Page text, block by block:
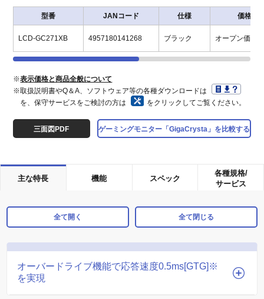
型番 JANコード 仕様 価格
LCD-GC271XB 4957180141268 ブラック オープン価格
※表示価格と商品全般について
※取扱説明書やQ＆A、ソフトウェア等の各種ダウンロードは
を、保守サービスをご検討の方は
をクリックしてご覧ください。
三面図PDF ゲーミングモニター「GigaCrysta」を比較する
主な特長 機能 スペック
各種規格/
サービス
全て開く 全て閉じる
オーバードライブ機能で応答速度0.5ms[GTG]※
を実現